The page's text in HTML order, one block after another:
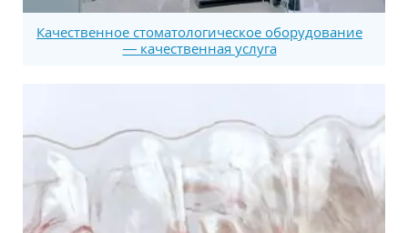
Качественное стоматологическое оборудование
— качественная услуга